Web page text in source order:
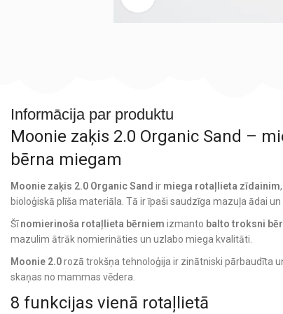
Informācija par produktu
Moonie zaķis 2.0 Organic Sand –
bērna miegam
Moonie zaķis 2.0 Organic Sand ir miega rotaļlieta zīdainim
bioloģiskā plīša materiāla. Tā ir īpaši saudzīga mazuļa ādai
Šīnomierinoša rotaļlieta bērniem izmanto balto troksni
mazulim ātrāk nomierināties un uzlabo miega kvalitāti.
Moonie 2.0rozā trokšņa tehnoloģija ir zinātniski pārbaudīta
skaņas no mammas vēdera.
8 funkcijas vienā rotaļlietā